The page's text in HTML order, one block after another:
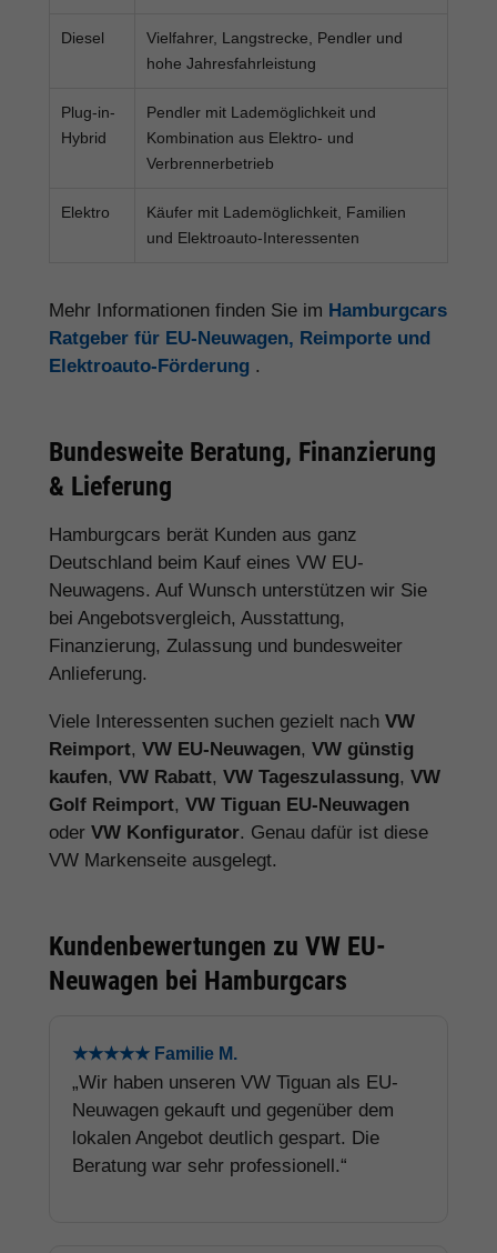
Diesel
Vielfahrer, Langstrecke, Pendler und
hohe Jahresfahrleistung
Plug-in-
Hybrid
Pendler mit Lademöglichkeit und
Kombination aus Elektro- und
Verbrennerbetrieb
Elektro
Käufer mit Lademöglichkeit, Familien
und Elektroauto-Interessenten
Mehr Informationen finden Sie im Hamburgcars
Ratgeber für EU-Neuwagen, Reimporte und
Elektroauto-Förderung .
Bundesweite Beratung, Finanzierung
& Lieferung
Hamburgcars berät Kunden aus ganz
Deutschland beim Kauf eines VW EU-
Neuwagens. Auf Wunsch unterstützen wir Sie
bei Angebotsvergleich, Ausstattung,
Finanzierung, Zulassung und bundesweiter
Anlieferung.
Viele Interessenten suchen gezielt nach VW
Reimport, VW EU-Neuwagen, VW günstig
kaufen, VW Rabatt, VW Tageszulassung, VW
Golf Reimport, VW Tiguan EU-Neuwagen
oder VW Konfigurator. Genau dafür ist diese
VW Markenseite ausgelegt.
Kundenbewertungen zu VW EU-
Neuwagen bei Hamburgcars
★★★★★ Familie M.
„Wir haben unseren VW Tiguan als EU-
Neuwagen gekauft und gegenüber dem
lokalen Angebot deutlich gespart. Die
Beratung war sehr professionell.“